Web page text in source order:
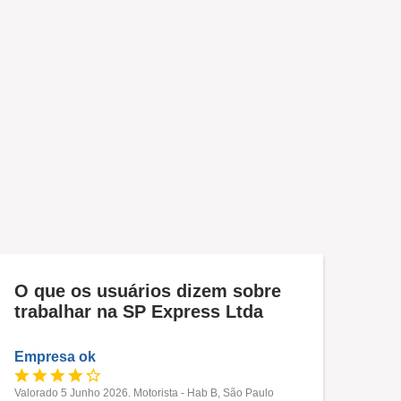
O que os usuários dizem sobre
trabalhar na SP Express Ltda
Empresa ok
Valorado 5 Junho 2026. Motorista - Hab B, São Paulo